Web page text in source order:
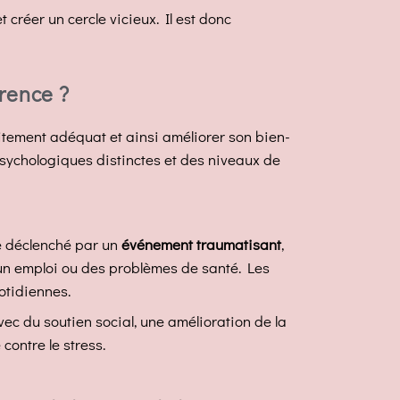
créer un cercle vicieux. Il est donc
?
adéquat et ainsi améliorer son bien-
distinctes et des niveaux de
par un événement traumatisant,
emploi ou des problèmes de santé. Les
du soutien social, une amélioration de la
le stress.